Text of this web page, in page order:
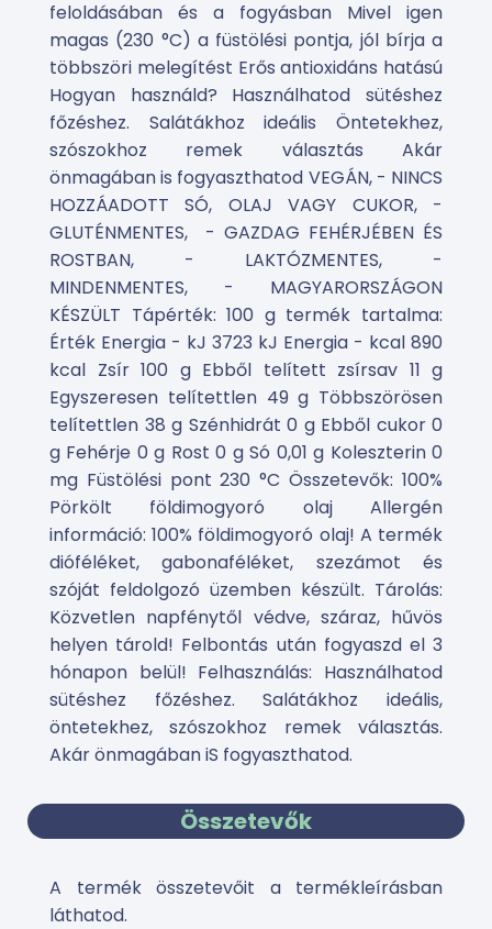
feloldásában és a fogyásban Mivel igen
magas (230 °C) a füstölési pontja, jól bírja a
többszöri melegítést Erős antioxidáns hatású
Hogyan használd? Használhatod sütéshez
főzéshez. Salátákhoz ideális Öntetekhez,
szószokhoz remek választás Akár
önmagában is fogyaszthatod VEGÁN, - NINCS
HOZZÁADOTT SÓ, OLAJ VAGY CUKOR, -
GLUTÉNMENTES, - GAZDAG FEHÉRJÉBEN ÉS
ROSTBAN, - LAKTÓZMENTES, -
MINDENMENTES, - MAGYARORSZÁGON
KÉSZÜLT Tápérték: 100 g termék tartalma:
Érték Energia - kJ 3723 kJ Energia - kcal 890
kcal Zsír 100 g Ebből telített zsírsav 11 g
Egyszeresen telítettlen 49 g Többszörösen
telítettlen 38 g Szénhidrát 0 g Ebből cukor 0
g Fehérje 0 g Rost 0 g Só 0,01 g Koleszterin 0
mg Füstölési pont 230 °C Összetevők: 100%
Pörkölt földimogyoró olaj Allergén
információ: 100% földimogyoró olaj! A termék
dióféléket, gabonaféléket, szezámot és
szóját feldolgozó üzemben készült. Tárolás:
Közvetlen napfénytől védve, száraz, hűvös
helyen tárold! Felbontás után fogyaszd el 3
hónapon belül! Felhasználás: Használhatod
sütéshez főzéshez. Salátákhoz ideális,
öntetekhez, szószokhoz remek választás.
Akár önmagában iS fogyaszthatod.
Összetevők
A termék összetevőit a termékleírásban
láthatod.